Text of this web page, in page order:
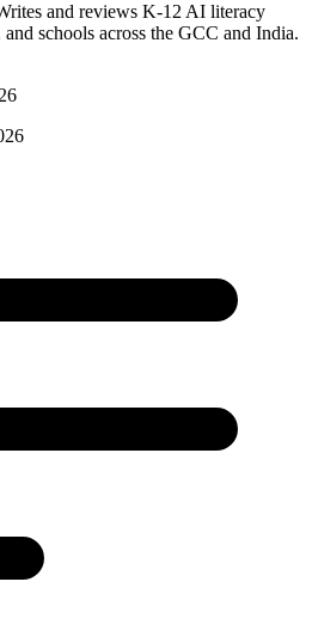
and reviews K-12 AI literacy
schools across the GCC and India.